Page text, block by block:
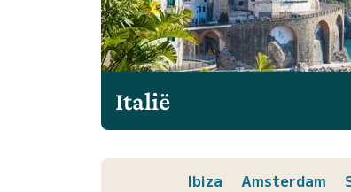
Italië
Ibiza Amsterdam